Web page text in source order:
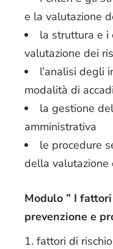
e la valutazione
la struttura e i
valutazione dei
l’analisi degli
modalità di
la gestione
amministrativa
le procedure
della valutazione
Modulo ” I
prevenzione e
fattori di